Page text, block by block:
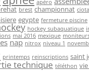
apéro
brest championnat
egypte fermeture piscine
hockey subaquatique
mai 2016 mexique
nap nitrox niveau 1
printemps reinscriptions saint
technique téléthon